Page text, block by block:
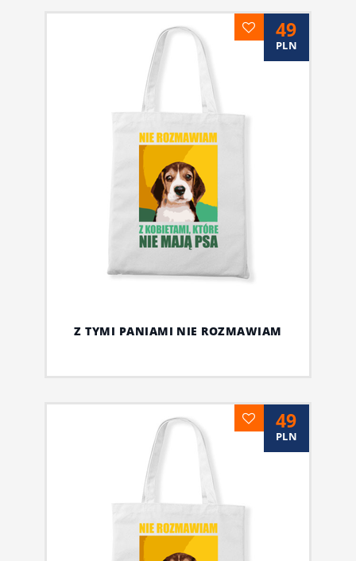
49
PLN
Z TYMI PANIAMI NIE ROZMAWIAM
49
PLN